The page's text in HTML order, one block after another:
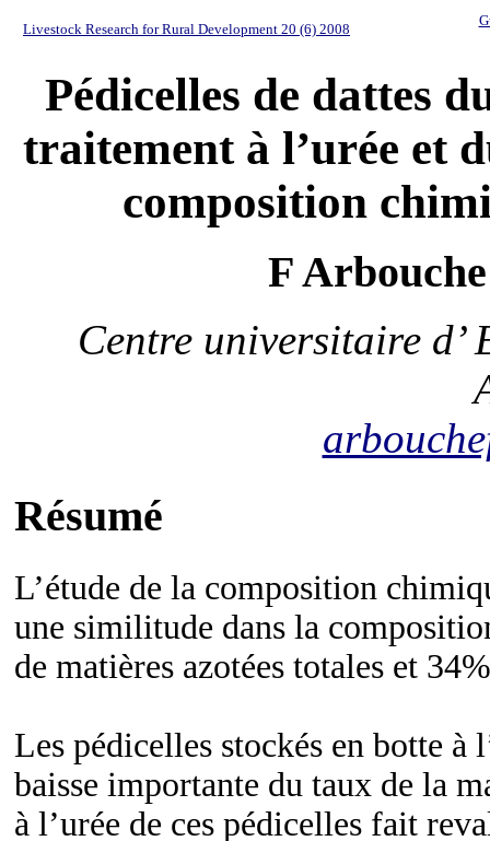
Livestock Research for Rural Development 20 (6) 2008
Pédicelles de dattes
traitement à l’urée et
composition
F
Centre universitaire
Résumé
L’étude de la composition
une similitude dans la
de matières azotées totales et
Les pédicelles stockés en botte
baisse importante du taux de la
à l’urée de ces pédicelles fait